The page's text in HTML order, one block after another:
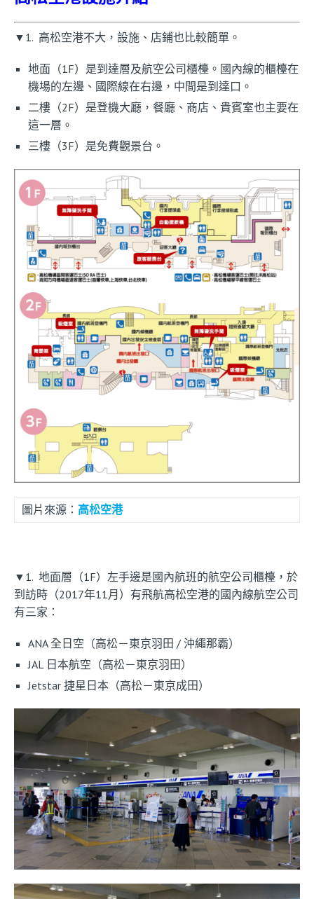
▼1. 高松空港不大，設施、店鋪也比較簡單。
地面（1F）是到達層及航空公司櫃檯。國內線的櫃檯在
機場的左邊、國際線在右邊，中間是到達口。
二樓（2F）是登機大廳，餐廳、商店、貴賓室也主要在
這一層。
三樓（3F）是免費觀景台。
圖片來源： 高松空港
▼1. 地面層（1F）左手邊是國內航班的航空公司櫃檯，於
到訪時（2017年11月）有飛航高松空港的國內線航空公司
有三家：
ANA 全日空（高松－東京羽田 / 沖繩那霸）
JAL 日本航空（高松－東京羽田）
Jetstar 捷星日本（高松－東京成田）